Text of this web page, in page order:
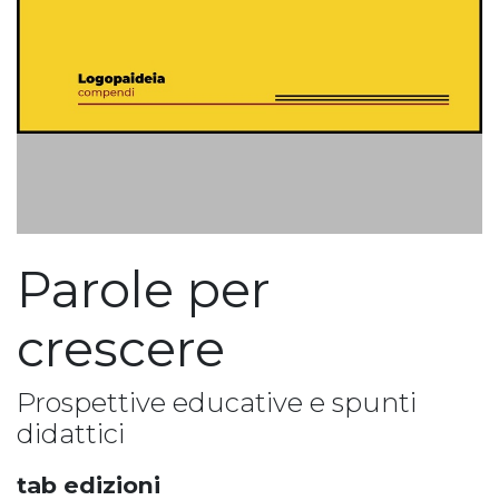
Parole per
crescere
Prospettive educative e spunti
didattici
tab edizioni